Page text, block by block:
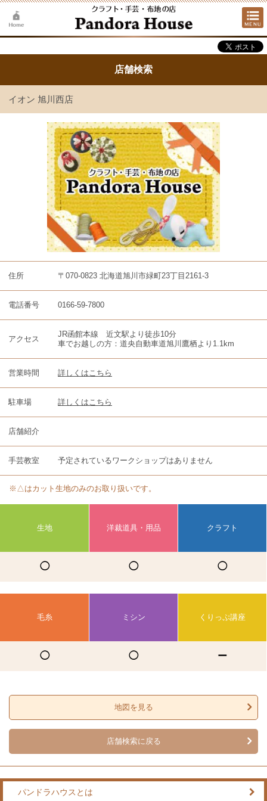
店舗検索
イオン 旭川西店
住所 〒070-0823 北海道旭川市緑町23丁目2161-3
電話番号 0166-59-7800
アクセス
JR函館本線 近文駅より徒歩10分
車でお越しの方：道央自動車道旭川鷹栖より1.1km
営業時間 詳しくはこちら
駐車場 詳しくはこちら
店舗紹介
手芸教室 予定されているワークショップはありません
※△はカット生地のみのお取り扱いです。
生地 洋裁道具・用品 クラフト
◯ ◯ ◯
毛糸 ミシン くりっぷ講座
◯ ◯ ー
地図を見る
店舗検索に戻る
パンドラハウスとは